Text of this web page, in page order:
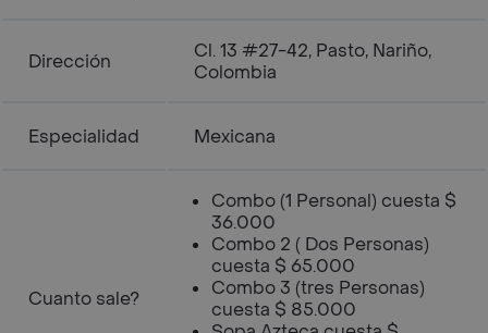
Dirección
Cl. 13 #27-42, Pasto, Nariño,
Colombia
Especialidad Mexicana
Cuanto sale?
Combo (1 Personal) cuesta $
36.000
Combo 2 ( Dos Personas)
cuesta $ 65.000
Combo 3 (tres Personas)
cuesta $ 85.000